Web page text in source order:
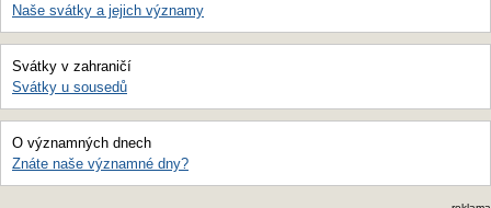
Naše svátky a jejich významy
Svátky v zahraničí
Svátky u sousedů
O významných dnech
Znáte naše významné dny?